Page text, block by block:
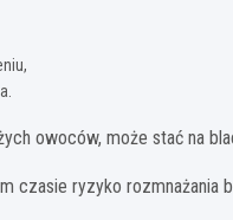
owoców, może stać na
czasie ryzyko rozmnażania